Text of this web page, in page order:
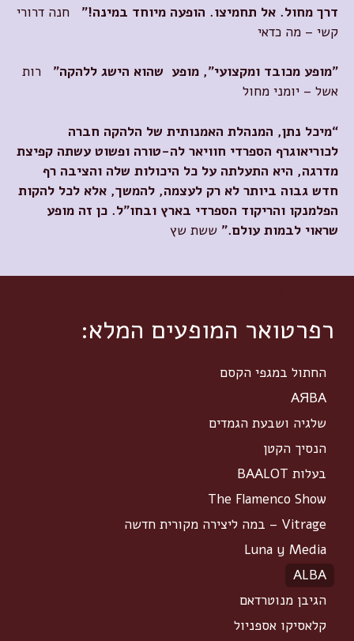
דרך מחול. אל תחמיצו. הופעה מיוחד במינה!
"
חנה דרורי
קשי – מה כדאי
"מופע מכובד ומקצועי", מופע שהוא הישג ללהקה"
רות
אשל – יומני מחול
“מיכל נתן, המנהלת האמנותית של הלהקה חברה
לכוריאוגרף הספרדי חוויאר לה-טורה ופשוט עשתה קפיצת
מדרגה, היא התעלתה על כל היכולות שלה והציבה רף
חדש גבוה ביותר לא רק לעצמה, להמשך, אלא לכל להקות
הפלמנקו והריקוד הספרדי בארץ ובחו"ל. כן זה מופע
שראוי לבמות עולם.” ששת שץ
רפרטואר המופעים המלא:
החתול במגפי הקסם
AЯBA
שלגיה ושבעת הגמדים
הנסיך הקטן
בעלות BAALOT
The Flamenco Show
Vitrage – במה ליצירה מקורית חדשה
Luna y Media
ALBA
הגיבן מנוטרדאם
קלאסיקו אספניול